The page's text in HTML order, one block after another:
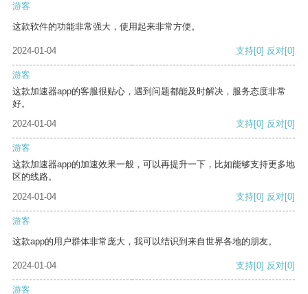
游客
这款软件的功能非常强大，使用起来非常方便。
2024-01-04 支持[0] 反对[0]
游客
这款加速器app的客服很贴心，遇到问题都能及时解决，服务态度非常
好。
2024-01-04
支持[0] 反对[0]
游客
这款加速器app的加速效果一般，可以再提升一下，比如能够支持更多地
区的线路。
2024-01-04
支持[0] 反对[0]
游客
这款app的用户群体非常庞大，我可以结识到来自世界各地的朋友。
2024-01-04 支持[0] 反对[0]
游客